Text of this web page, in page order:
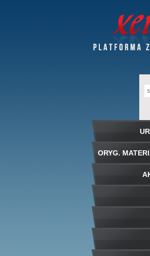
ORYG.